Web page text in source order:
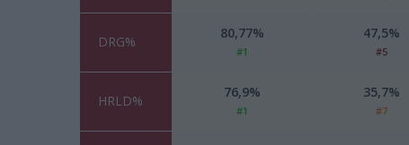
DRG%
80,77%
#1
47,5%
#5
HRLD%
76,9%
#1
35,7%
#7